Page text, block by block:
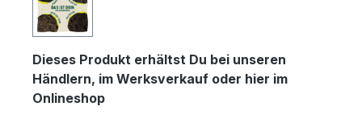
Dieses Produkt erhältst Du bei unseren
Händlern, im Werksverkauf oder hier im
Onlineshop